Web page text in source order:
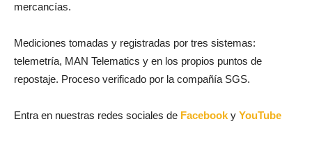
mercancías.
Mediciones tomadas y registradas por tres sistemas:
telemetría, MAN Telematics y en los propios puntos de
repostaje. Proceso verificado por la compañía SGS.
Entra en nuestras redes sociales de Facebook y YouTube